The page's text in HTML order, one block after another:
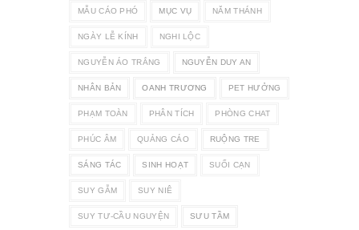
MẪU CÁO PHÓ MỤC VỤ NĂM THÁNH
NGÀY LỄ KÍNH NGHI LỘC
NGUYỄN ÁO TRẮNG NGUYỄN DUY AN
NHÂN BẢN OANH TRƯƠNG PET HƯỞNG
PHẠM TOÀN PHÂN TÍCH PHÒNG CHAT
PHÚC ÂM QUẢNG CÁO RUỘNG TRE
SÁNG TÁC SINH HOẠT SUỐI CẠN
SUY GẪM SUY NIÊ
SUY TƯ-CẦU NGUYỆN SƯU TẦM